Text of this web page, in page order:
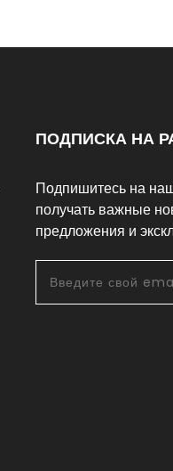
ПОДПИСКА НА
Подпишитесь на
получать важные
предложения и